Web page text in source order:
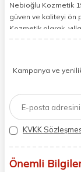
Nebioğlu Kozmetik
güven ve kaliteyi ön
Kozmetik olarak,
odaklanıyoruz.
ihtiyaçlarını
yeniliyoruz.
bağlılığımızla
Kampanya ve
KVKK
Önemli